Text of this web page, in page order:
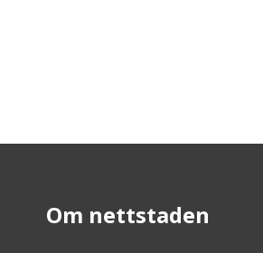
Om nettstaden